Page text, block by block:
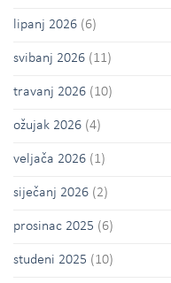
lipanj 2026 (6)
svibanj 2026 (11)
travanj 2026 (10)
ožujak 2026 (4)
veljača 2026 (1)
siječanj 2026 (2)
prosinac 2025 (6)
studeni 2025 (10)